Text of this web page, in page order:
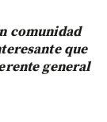
comunidad
que
general